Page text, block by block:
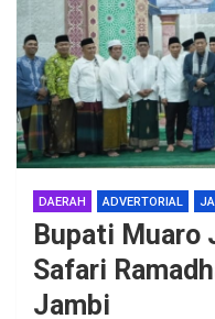
DAERAH ADVERTORIAL
Bupati Muaro
Safari
Jambi